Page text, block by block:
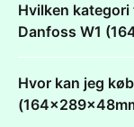
Hvilken
Danfoss W1
Hvor kan jeg